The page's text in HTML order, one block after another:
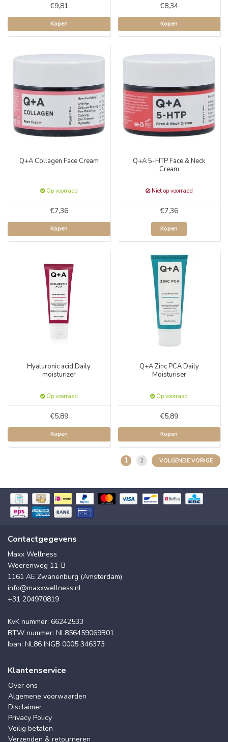
€9,81
Kopen
€8,34
Kopen
Q+A Collagen Face Cream
Op voorraad
€7,36
Kopen
Q+A 5-HTP Face & Neck
Cream
Niet op voorraad
€7,36
Kopen
Hyaluronic acid Daily
moisturizer
Op voorraad
€5,89
Kopen
Q+A Zinc PCA Daily
Moisturiser
Op voorraad
€5,89
Kopen
1 2 VOLGENDE VORIGE
Contactgegevens
Maxx Wellness
Weerenweg 11-B
1161 AE Zwanenburg (Amsterdam)
info@maxxwellness.nl
+31 204970819
KvK nummer: 66242533
BTW nummer: NL856459069B01
Iban: NL86 INGB 0005 346373
Klantenservice
Over ons
Algemene voorwaarden
Disclaimer
Privacy Policy
Veilig betalen
Verzenden & retourneren